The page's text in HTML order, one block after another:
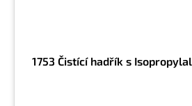
1753 Čistící hadřík s